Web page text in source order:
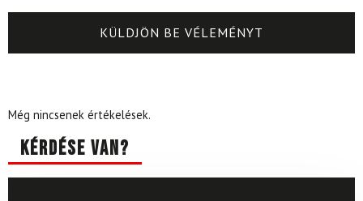
Még nincsenek értékelések.
Kérdése van?